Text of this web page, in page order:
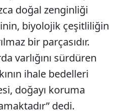
doğal zenginliği
biyolojik çeşitliliğin
bir parçasıdır.
varlığını sürdüren
ihale bedelleri
doğayı koruma
dedi.